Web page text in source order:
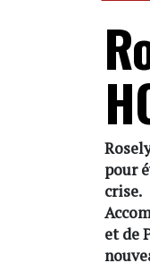
pour
crise.
et de